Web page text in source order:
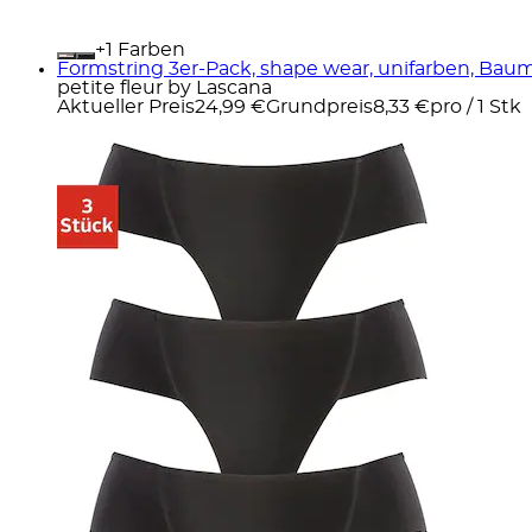
+
Farben
Formstring 3er-Pack, shape wear, unifarben,
petite fleur by Lascana
Aktueller Preis24,99 €Grundpreis8,33 €pro / 1 Stk